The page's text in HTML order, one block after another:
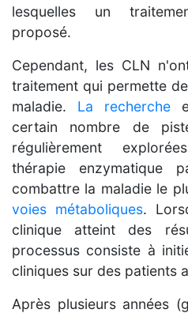
lesquelles un
proposé.
Cependant, les CLN
traitement qui permette
maladie. La recherche
certain nombre de
régulièrement
thérapie enzymatique
combattre la maladie le
voies métaboliques.
clinique atteint des
processus consiste à
cliniques sur des patients
Après plusieurs années